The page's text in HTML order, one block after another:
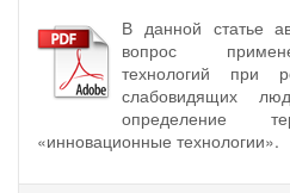
В данной статье
вопрос
технологий при
слабовидящих
определение
«инновационные технологии».